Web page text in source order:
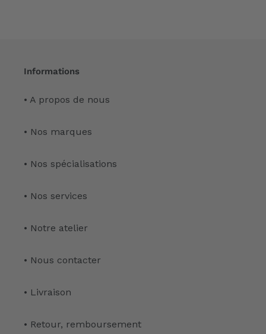
Informations
• A propos de nous
• Nos marques
• Nos spécialisations
• Nos services
• Notre atelier
• Nous contacter
• Livraison
• Retour, remboursement